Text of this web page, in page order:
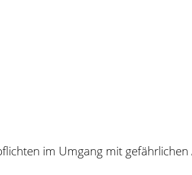
im Umgang mit gefährlichen